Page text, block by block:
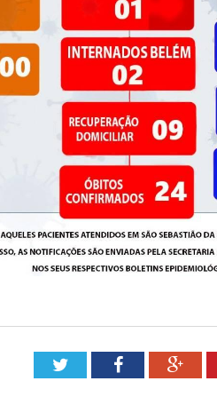
TwitterFacebook